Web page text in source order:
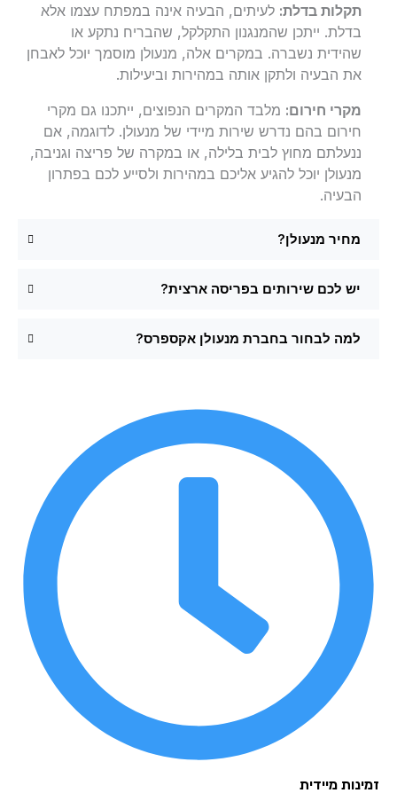
תקלות בדלת:לעיתים, הבעיה אינה במפתח עצמו אלא
בדלת. ייתכן שהמנגנון התקלקל, שהבריח נתקע או
שהידית נשברה. במקרים אלה, מנעולן מוסמך יוכל לאבחן
את הבעיה ולתקן אותה במהירות וביעילות.
מקרי חירום:מלבד המקרים הנפוצים, ייתכנו גם מקרי
חירום בהם נדרש שירות מיידי של מנעולן. לדוגמה, אם
ננעלתם מחוץ לבית בלילה, או במקרה של פריצה וגניבה,
מנעולן יוכל להגיע אליכם במהירות ולסייע לכם בפתרון
הבעיה.
מחיר מנעולן?
יש לכם שירותים בפריסה ארצית?
למה לבחור בחברת מנעולן אקספרס?
מיידית